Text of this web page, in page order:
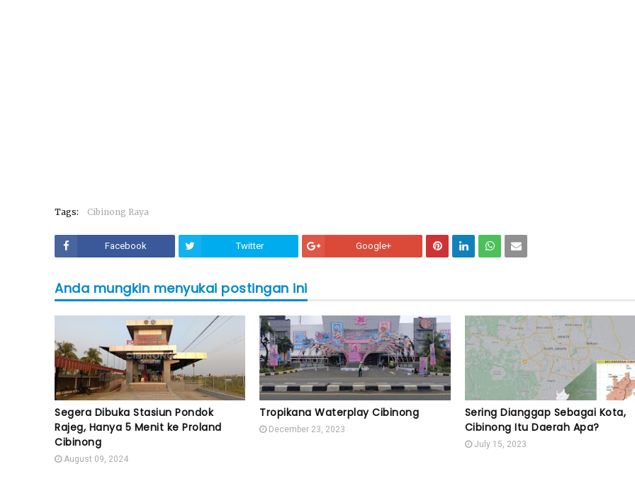
Tags: Cibinong Raya
Facebook Twitter Google+
Anda mungkin menyukai postingan ini
Segera Dibuka Stasiun Pondok
Rajeg, Hanya 5 Menit ke Proland
Cibinong
August 09, 2024
Tropikana Waterplay Cibinong
December 23, 2023
Sering Dianggap Sebagai Kota,
Cibinong Itu Daerah Apa?
July 15, 2023